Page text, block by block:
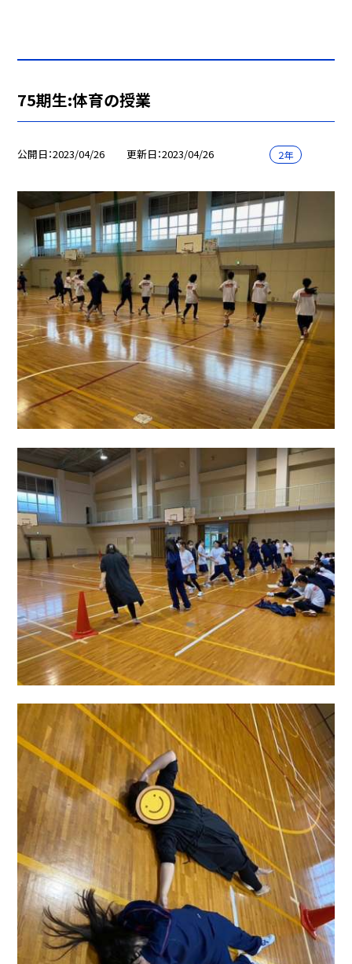
75期生:体育の授業
公開日 2023/04/26 更新日 2023/04/26 ２年